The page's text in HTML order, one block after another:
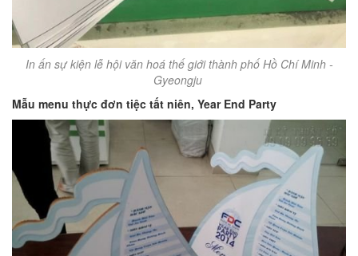
In ấn sự kiện lễ hội văn hoá thế giới thành phố Hồ Chí Minh -
Gyeongju
Mẫu menu thực đơn tiệc tất niên, Year End Party